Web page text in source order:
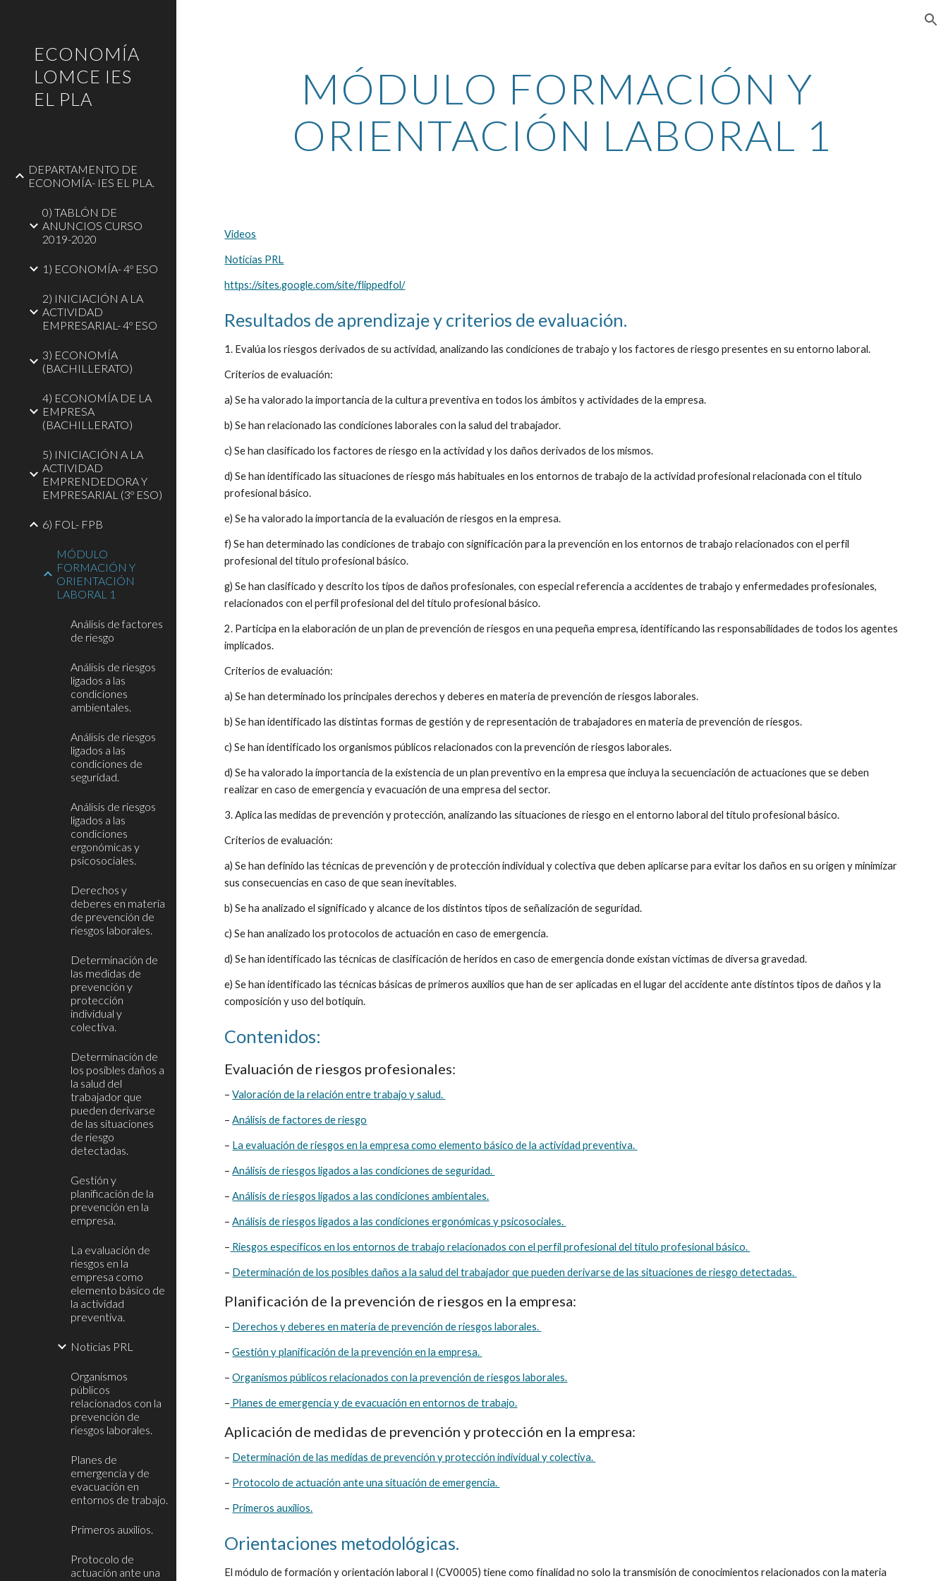
ECONOMÍA
LOMCE IES
EL PLA
DEPARTAMENTO DE
ECONOMÍA- IES EL PLA.
0) TABLÓN DE
ANUNCIOS CURSO
2019-2020
1) ECONOMÍA- 4º ESO
2) INICIACIÓN A LA
ACTIVIDAD
EMPRESARIAL- 4º ESO
3) ECONOMÍA
(BACHILLERATO)
4) ECONOMÍA DE LA
EMPRESA
(BACHILLERATO)
5) INICIACIÓN A LA
ACTIVIDAD
EMPRENDEDORA Y
EMPRESARIAL (3º ESO)
6) FOL- FPB
MÓDULO
FORMACIÓN Y
ORIENTACIÓN
LABORAL 1
Análisis de factores
de riesgo
Análisis de riesgos
ligados a las
condiciones
ambientales.
Análisis de riesgos
ligados a las
condiciones de
seguridad.
Análisis de riesgos
ligados a las
condiciones
ergonómicas y
psicosociales.
Derechos y
deberes en materia
de prevención de
riesgos laborales.
Determinación de
las medidas de
prevención y
protección
individual y
colectiva.
Determinación de
los posibles daños a
la salud del
trabajador que
pueden derivarse
de las situaciones
de riesgo
detectadas.
Gestión y
planificación de la
prevención en la
empresa.
La evaluación de
riesgos en la
empresa como
elemento básico de
la actividad
preventiva.
Noticias PRL
Organismos
públicos
relacionados con la
prevención de
riesgos laborales.
Planes de
emergencia y de
evacuación en
entornos de trabajo.
Primeros auxilios.
Protocolo de
actuación ante una
MÓDULO FORMACIÓN Y
ORIENTACIÓN LABORAL 1
Videos
Noticias PRL
https://sites.google.com/site/flippedfol/
Resultados de aprendizaje y criterios de evaluación.
1. Evalúa los riesgos derivados de su actividad, analizando las condiciones de trabajo y los factores de riesgo presentes en su entorno laboral.
Criterios de evaluación:
a) Se ha valorado la importancia de la cultura preventiva en todos los ámbitos y actividades de la empresa.
b) Se han relacionado las condiciones laborales con la salud del trabajador.
c) Se han clasificado los factores de riesgo en la actividad y los daños derivados de los mismos.
d) Se han identificado las situaciones de riesgo más habituales en los entornos de trabajo de la actividad profesional relacionada con el título
profesional básico.
e) Se ha valorado la importancia de la evaluación de riesgos en la empresa.
f) Se han determinado las condiciones de trabajo con significación para la prevención en los entornos de trabajo relacionados con el perfil
profesional del título profesional básico.
g) Se han clasificado y descrito los tipos de daños profesionales, con especial referencia a accidentes de trabajo y enfermedades profesionales,
relacionados con el perfil profesional del del título profesional básico.
2. Participa en la elaboración de un plan de prevención de riesgos en una pequeña empresa, identificando las responsabilidades de todos los agentes
implicados.
Criterios de evaluación:
a) Se han determinado los principales derechos y deberes en materia de prevención de riesgos laborales.
b) Se han identificado las distintas formas de gestión y de representación de trabajadores en materia de prevención de riesgos.
c) Se han identificado los organismos públicos relacionados con la prevención de riesgos laborales.
d) Se ha valorado la importancia de la existencia de un plan preventivo en la empresa que incluya la secuenciación de actuaciones que se deben
realizar en caso de emergencia y evacuación de una empresa del sector.
3. Aplica las medidas de prevención y protección, analizando las situaciones de riesgo en el entorno laboral del título profesional básico.
Criterios de evaluación:
a) Se han definido las técnicas de prevención y de protección individual y colectiva que deben aplicarse para evitar los daños en su origen y minimizar
sus consecuencias en caso de que sean inevitables.
b) Se ha analizado el significado y alcance de los distintos tipos de señalización de seguridad.
c) Se han analizado los protocolos de actuación en caso de emergencia.
d) Se han identificado las técnicas de clasificación de heridos en caso de emergencia donde existan víctimas de diversa gravedad.
e) Se han identificado las técnicas básicas de primeros auxilios que han de ser aplicadas en el lugar del accidente ante distintos tipos de daños y la
composición y uso del botiquín.
Contenidos:
Evaluación de riesgos profesionales:
– Valoración de la relación entre trabajo y salud.
– Análisis de factores de riesgo
– La evaluación de riesgos en la empresa como elemento básico de la actividad preventiva.
– Análisis de riesgos ligados a las condiciones de seguridad.
– Análisis de riesgos ligados a las condiciones ambientales.
– Análisis de riesgos ligados a las condiciones ergonómicas y psicosociales.
– Riesgos específicos en los entornos de trabajo relacionados con el perfil profesional del título profesional básico.
– Determinación de los posibles daños a la salud del trabajador que pueden derivarse de las situaciones de riesgo detectadas.
Planificación de la prevención de riesgos en la empresa:
– Derechos y deberes en materia de prevención de riesgos laborales.
– Gestión y planificación de la prevención en la empresa.
– Organismos públicos relacionados con la prevención de riesgos laborales.
– Planes de emergencia y de evacuación en entornos de trabajo.
Aplicación de medidas de prevención y protección en la empresa:
– Determinación de las medidas de prevención y protección individual y colectiva.
– Protocolo de actuación ante una situación de emergencia.
– Primeros auxilios.
Orientaciones metodológicas.
El módulo de formación y orientación laboral I (CV0005) tiene como finalidad no solo la transmisión de conocimientos relacionados con la materia